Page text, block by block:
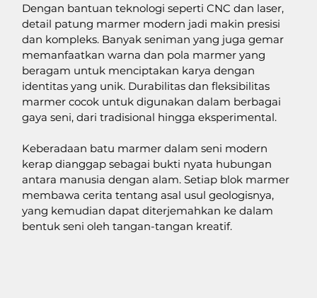
Dengan bantuan teknologi seperti CNC dan laser,
detail patung marmer modern jadi makin presisi
dan kompleks. Banyak seniman yang juga gemar
memanfaatkan warna dan pola marmer yang
beragam untuk menciptakan karya dengan
identitas yang unik. Durabilitas dan fleksibilitas
marmer cocok untuk digunakan dalam berbagai
gaya seni, dari tradisional hingga eksperimental.
Keberadaan batu marmer dalam seni modern
kerap dianggap sebagai bukti nyata hubungan
antara manusia dengan alam. Setiap blok marmer
membawa cerita tentang asal usul geologisnya,
yang kemudian dapat diterjemahkan ke dalam
bentuk seni oleh tangan-tangan kreatif.